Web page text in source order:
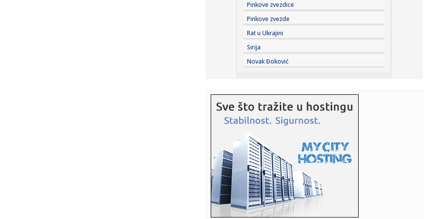
17:42:Orao krstaš Feliks ponovo na slobodi: Nakon zatočeništva
u Sir...
17:41:Tramp: SAD ulažu 400 miliona dolara u rudnik u Australiji
17:40:SIMEONE PRELOMIO OKO ALVAREZA: Pomenuo Grizmana i
poslao poruku k...
17:40: Suosnivač popularne onlajn enciklopedije: CIA je izmenila
Vikipe...
17:38:
gradonačelniku M...
17:38:Britni Spirs slomljena - otkrila šta joj je rekao sin: "Osećam
17:36:Осуђујемо монструозне претње ...
17:34:Đokić od heroja do veta za nekoliko meseci; "Studentska
Pinkove zvezdice
Pinkove zvezde
Rat u Ukrajini
Sirija
Novak Đoković